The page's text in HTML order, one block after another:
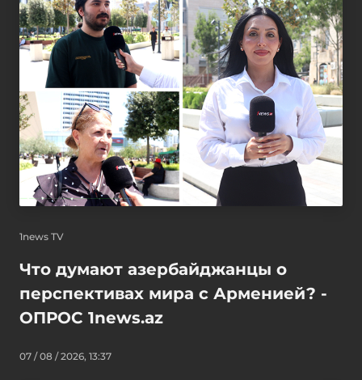
1news TV
Что думают азербайджанцы о
перспективах мира с Арменией? -
ОПРОС 1news.az
07 / 08 / 2026, 13:37